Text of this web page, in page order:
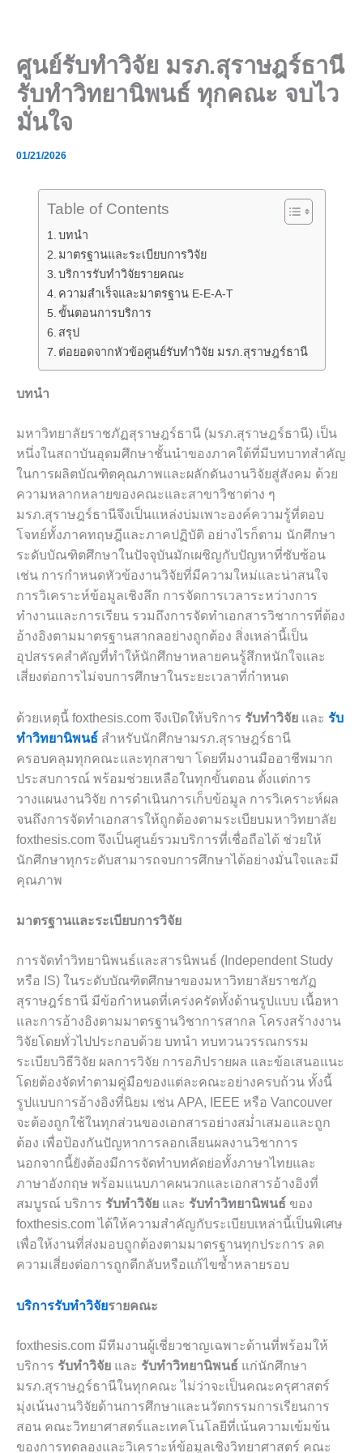
ศูนย์รับทำวิจัย มรภ.สุราษฎร์ธานี
รับทำวิทยานิพนธ์ ทุกคณะ จบไว
มั่นใจ
01/21/2026
Table of Contents
บทนำ
มาตรฐานและระเบียบการวิจัย
บริการรับทำวิจัยรายคณะ
ความสำเร็จและมาตรฐาน E-E-A-T
ขั้นตอนการบริการ
สรุป
ต่อยอดจากหัวข้อศูนย์รับทำวิจัย มรภ.สุราษฎร์ธานี
บทนำ
มหาวิทยาลัยราชภัฏสุราษฎร์ธานี (มรภ.สุราษฎร์ธานี) เป็น
หนึ่งในสถาบันอุดมศึกษาชั้นนำของภาคใต้ที่มีบทบาทสำคัญ
ในการผลิตบัณฑิตคุณภาพและผลักดันงานวิจัยสู่สังคม ด้วย
ความหลากหลายของคณะและสาขาวิชาต่าง ๆ
มรภ.สุราษฎร์ธานีจึงเป็นแหล่งบ่มเพาะองค์ความรู้ที่ตอบ
โจทย์ทั้งภาคทฤษฎีและภาคปฏิบัติ อย่างไรก็ตาม นักศึกษา
ระดับบัณฑิตศึกษาในปัจจุบันมักเผชิญกับปัญหาที่ซับซ้อน
เช่น การกำหนดหัวข้องานวิจัยที่มีความใหม่และน่าสนใจ
การวิเคราะห์ข้อมูลเชิงลึก การจัดการเวลาระหว่างการ
ทำงานและการเรียน รวมถึงการจัดทำเอกสารวิชาการที่ต้อง
อ้างอิงตามมาตรฐานสากลอย่างถูกต้อง สิ่งเหล่านี้เป็น
อุปสรรคสำคัญที่ทำให้นักศึกษาหลายคนรู้สึกหนักใจและ
เสี่ยงต่อการไม่จบการศึกษาในระยะเวลาที่กำหนด
ด้วยเหตุนี้ foxthesis.com จึงเปิดให้บริการ รับทำวิจัย และ รับ
ทำวิทยานิพนธ์ สำหรับนักศึกษามรภ.สุราษฎร์ธานี
ครอบคลุมทุกคณะและทุกสาขา โดยทีมงานมืออาชีพมาก
ประสบการณ์ พร้อมช่วยเหลือในทุกขั้นตอน ตั้งแต่การ
วางแผนงานวิจัย การดำเนินการเก็บข้อมูล การวิเคราะห์ผล
จนถึงการจัดทำเอกสารให้ถูกต้องตามระเบียบมหาวิทยาลัย
foxthesis.com จึงเป็นศูนย์รวมบริการที่เชื่อถือได้ ช่วยให้
นักศึกษาทุกระดับสามารถจบการศึกษาได้อย่างมั่นใจและมี
คุณภาพ
มาตรฐานและระเบียบการวิจัย
การจัดทำวิทยานิพนธ์และสารนิพนธ์ (Independent Study
หรือ IS) ในระดับบัณฑิตศึกษาของมหาวิทยาลัยราชภัฏ
สุราษฎร์ธานี มีข้อกำหนดที่เคร่งครัดทั้งด้านรูปแบบ เนื้อหา
และการอ้างอิงตามมาตรฐานวิชาการสากล โครงสร้างงาน
วิจัยโดยทั่วไปประกอบด้วย บทนำ ทบทวนวรรณกรรม
ระเบียบวิธีวิจัย ผลการวิจัย การอภิปรายผล และข้อเสนอแนะ
โดยต้องจัดทำตามคู่มือของแต่ละคณะอย่างครบถ้วน ทั้งนี้
รูปแบบการอ้างอิงที่นิยม เช่น APA, IEEE หรือ Vancouver
จะต้องถูกใช้ในทุกส่วนของเอกสารอย่างสม่ำเสมอและถูก
ต้อง เพื่อป้องกันปัญหาการลอกเลียนผลงานวิชาการ
นอกจากนี้ยังต้องมีการจัดทำบทคัดย่อทั้งภาษาไทยและ
ภาษาอังกฤษ พร้อมแนบภาคผนวกและเอกสารอ้างอิงที่
สมบูรณ์ บริการ รับทำวิจัย และ รับทำวิทยานิพนธ์ ของ
foxthesis.com ได้ให้ความสำคัญกับระเบียบเหล่านี้เป็นพิเศษ
เพื่อให้งานที่ส่งมอบถูกต้องตามมาตรฐานทุกประการ ลด
ความเสี่ยงต่อการถูกตีกลับหรือแก้ไขซ้ำหลายรอบ
บริการรับทำวิจัยรายคณะ
foxthesis.com มีทีมงานผู้เชี่ยวชาญเฉพาะด้านที่พร้อมให้
บริการ รับทำวิจัย และ รับทำวิทยานิพนธ์ แก่นักศึกษา
มรภ.สุราษฎร์ธานีในทุกคณะ ไม่ว่าจะเป็นคณะครุศาสตร์
มุ่งเน้นงานวิจัยด้านการศึกษาและนวัตกรรมการเรียนการ
สอน คณะวิทยาศาสตร์และเทคโนโลยีที่เน้นความเข้มข้น
ของการทดลองและวิเคราะห์ข้อมูลเชิงวิทยาศาสตร์ คณะ